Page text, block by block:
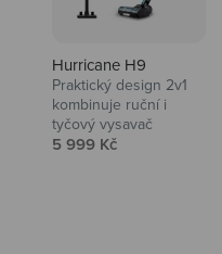
Hurricane H9
Praktický design 2v1
kombinuje ruční i
tyčový vysavač
Prodejní cena
5 999 Kč